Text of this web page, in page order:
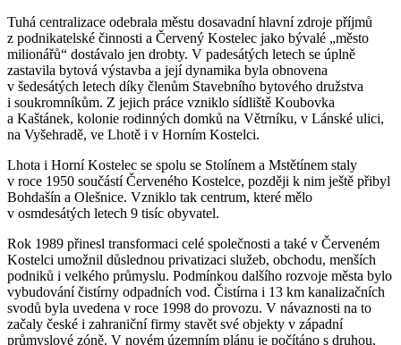
Tuhá centralizace odebrala městu dosavadní hlavní zdroje příjmů
z podnikatelské činnosti a Červený Kostelec jako bývalé „město
milionářů“ dostávalo jen drobty. V padesátých letech se úplně
zastavila bytová výstavba a její dynamika byla obnovena
v šedesátých letech díky členům Stavebního bytového družstva
i soukromníkům. Z jejich práce vzniklo sídliště Koubovka
a Kaštánek, kolonie rodinných domků na Větrníku, v Lánské ulici,
na Vyšehradě, ve Lhotě i v Horním Kostelci.
Lhota i Horní Kostelec se spolu se Stolínem a Mstětínem staly
v roce 1950 součástí Červeného Kostelce, později k nim ještě přibyl
Bohdašín a Olešnice. Vzniklo tak centrum, které mělo
v osmdesátých letech 9 tisíc obyvatel.
Rok 1989 přinesl transformaci celé společnosti a také v Červeném
Kostelci umožnil důslednou privatizaci služeb, obchodu, menších
podniků i velkého průmyslu. Podmínkou dalšího rozvoje města bylo
vybudování čistírny odpadních vod. Čistírna i 13 km kanalizačních
svodů byla uvedena v roce 1998 do provozu. V návaznosti na to
začaly české i zahraniční firmy stavět své objekty v západní
průmyslové zóně. V novém územním plánu je počítáno s druhou,